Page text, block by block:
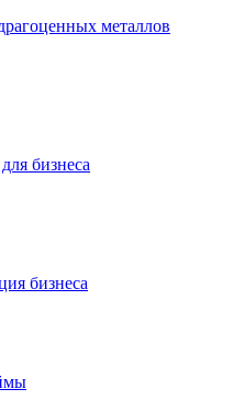
металлов
бизнеса
бизнеса